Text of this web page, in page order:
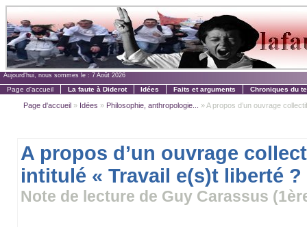
Aujourd'hui, nous sommes le : 7 Août 2026
Page d'accueil La faute à Diderot Idées Faits et arguments Chroniques du
Page d'accueil » Idées » Philosophie, anthropologie... » A propos d’un ouvrage
A propos d’un ouvrage
intitulé « Travail e(s)t liberté ?
Note de lecture de Guy Carassus